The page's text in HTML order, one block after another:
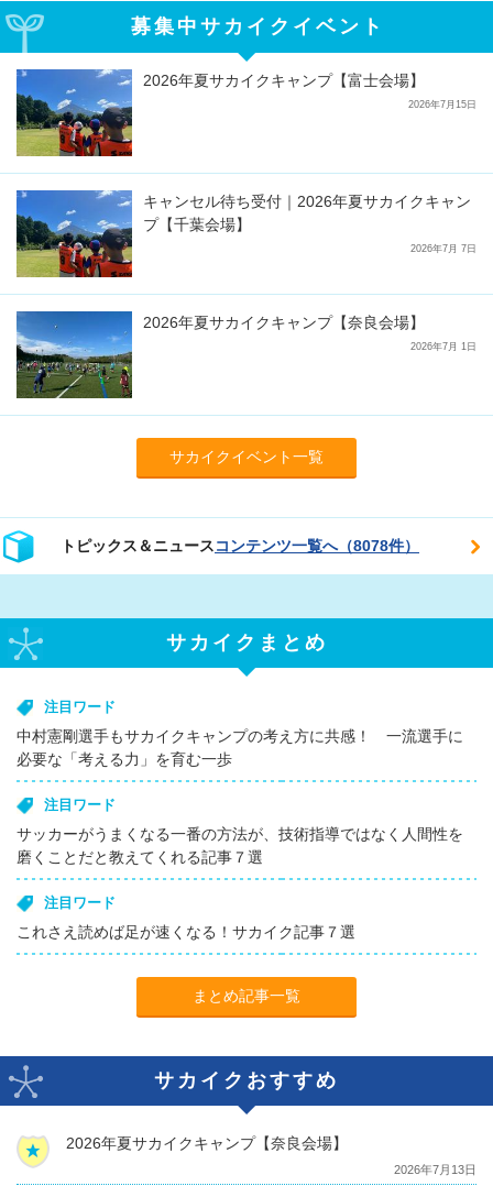
募集中サカイクイベント
2026年夏サカイクキャンプ【富士会場】
2026年7月15日
キャンセル待ち受付｜2026年夏サカイクキャン
プ【千葉会場】
2026年7月 7日
2026年夏サカイクキャンプ【奈良会場】
2026年7月 1日
サカイクイベント一覧
トピックス＆ニュースコンテンツ一覧へ（8078件）
サカイクまとめ
注目ワード
中村憲剛選手もサカイクキャンプの考え方に共感！ 一流選手に
必要な「考える力」を育む一歩
注目ワード
サッカーがうまくなる一番の方法が、技術指導ではなく人間性を
磨くことだと教えてくれる記事７選
注目ワード
これさえ読めば足が速くなる！サカイク記事７選
まとめ記事一覧
サカイクおすすめ
2026年夏サカイクキャンプ【奈良会場】
2026年7月13日